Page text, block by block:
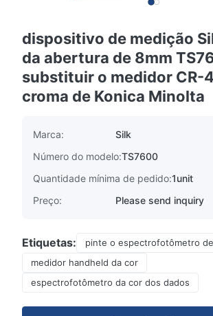
dispositivo de medição
da abertura de 8mm
substituir o medidor CR-
croma de Konica Minolta
Marca:
Silk
Número do modelo:TS7600
Quantidade mínima de pedido:1unit
Preço:
Please send inquiry
Etiquetas:
pinte o espectrofotômetro
medidor handheld da cor
espectrofotômetro da cor dos dados